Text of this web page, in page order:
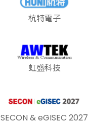
杭特電子
虹盛科技
SECON & eGISEC 2027